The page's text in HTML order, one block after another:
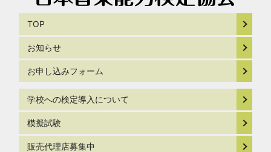
TOP
お知らせ
お申し込みフォーム
学校への検定導入について
模擬試験
販売代理店募集中